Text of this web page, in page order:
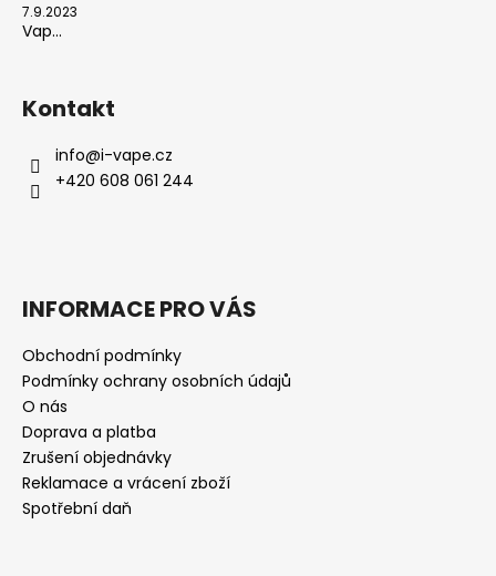
7.9.2023
Vap...
Kontakt
info@i-vape.cz
+420 608 061 244
INFORMACE PRO VÁS
Obchodní podmínky
Podmínky ochrany osobních údajů
O nás
Doprava a platba
Zrušení objednávky
Reklamace a vrácení zboží
Spotřební daň